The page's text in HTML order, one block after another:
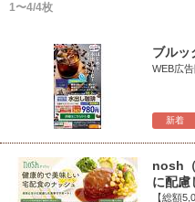
1〜4/4枚
新着
ブルッ
WEB広
nosh
に配慮
【総額